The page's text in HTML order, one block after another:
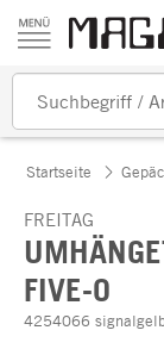
Zum Inhalt springen
Startseite
FREITAG
FIVE-O
4254066